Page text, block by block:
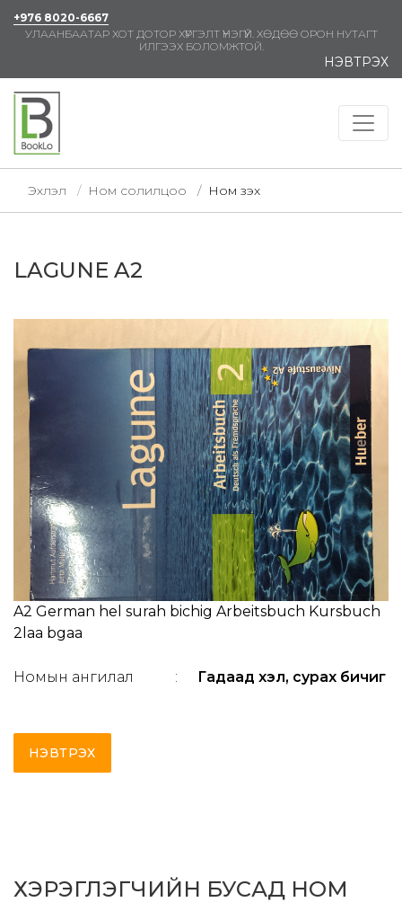
+976 8020-6667
УЛААНБААТАР ХОТ ДОТОР ХҮРГЭЛТ ҮНЭГҮЙ. ХӨДӨӨ ОРОН НУТАГТ
ИЛГЭЭХ БОЛОМЖТОЙ.
НЭВТРЭХ
Эхлэл Ном солилцоо Ном үзэх
LAGUNE A2
A2 German hel surah bichig Arbeitsbuch Kursbuch
2laa bgaa
Номын ангилал : Гадаад хэл, сурах бичиг
НЭВТРЭХ
ХЭРЭГЛЭГЧИЙН БУСАД НОМ